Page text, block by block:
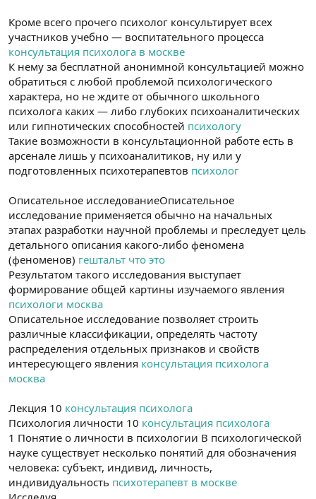
Кроме всего прочего психолог консультирует всех
участников учебно — воспитательного процесса
консультация психолога в москве
К нему за бесплатной анонимной консультацией можно
обратиться с любой проблемой психологического
характера, но не ждите от обычного школьного
психолога каких — либо глубоких психоаналитических
или гипнотических способностей психологу
Такие возможности в консультационной работе есть в
арсенале лишь у психоаналитиков, ну или у
подготовленных психотерапевтов психолог
Описательное исследованиеОписательное
исследование применяется обычно на начальных
этапах разработки научной проблемы и преследует цель
детального описания какого-либо феномена
(феноменов) гештальт что это
Результатом такого исследования выступает
формирование общей картины изучаемого явления
психологи москва
Описательное исследование позволяет строить
различные классификации, определять частоту
распределения отдельных признаков и свойств
интересующего явления консультация психолога
москва
Лекция 10 консультация психолога
Психология личности 10 консультация психолога
1 Понятие о личности в психологии В психологической
науке существует несколько понятий для обозначения
человека: субъект, индивид, личность,
индивидуальность психотерапевт в москве